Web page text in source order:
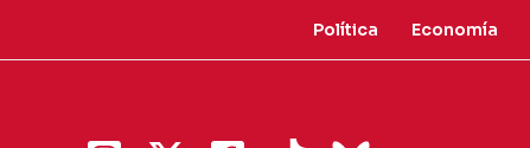
Política Economía